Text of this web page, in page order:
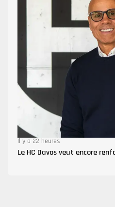
Il y a 22 heures
Le HC Davos veut encore